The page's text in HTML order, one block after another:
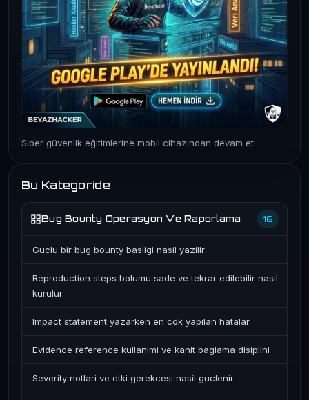
Siber güvenlik eğitimlerine mobil cihazından devam et.
Bu Kategoride
Bug Bounty Operasyon Ve Raporlama 16
Guclu bir bug bounty basligi nasil yazilir
Reproduction steps bolumu sade ve tekrar edilebilir nasil
kurulur
Impact statement yazarken en cok yapilan hatalar
Evidence reference kullanimi ve kanit baglama disiplini
Severity notlari ve etki gerekcesi nasil guclenir